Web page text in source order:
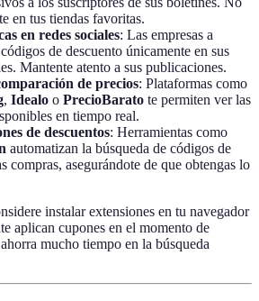
en tus tiendas favoritas.
en redes sociales: Las empresas a
de descuento únicamente en sus
Mantente atento a sus publicaciones.
de precios: Plataformas como
, Idealo o PrecioBarato te permiten ver las
en tiempo real.
de descuentos: Herramientas como
automatizan la búsqueda de códigos de
compras, asegurándote de que obtengas lo
instalar extensiones en tu navegador
aplican cupones en el momento de
mucho tiempo en la búsqueda